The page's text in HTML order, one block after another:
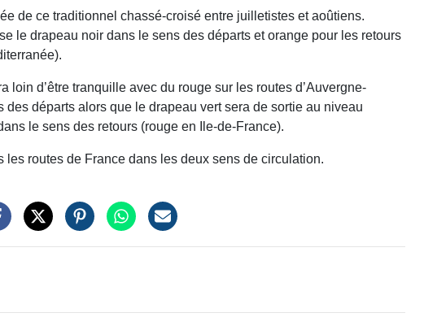
de ce traditionnel chassé-croisé entre juilletistes et aoûtiens.
le drapeau noir dans le sens des départs et orange pour les retours
d’être tranquille avec du rouge sur les routes d’Auvergne-
des départs alors que le drapeau vert sera de sortie au niveau
le sens des retours (rouge en Ile-de-France).
routes de France dans les deux sens de circulation.